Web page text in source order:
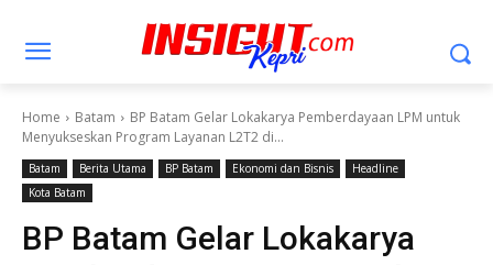
Home Batam
BP Batam Gelar Lokakarya Pemberdayaan LPM untuk
Menyukseskan Program Layanan L2T2 di...
Batam Berita Utama BP Batam Ekonomi dan Bisnis
Headline
Kota Batam
BP Batam Gelar Lokakarya